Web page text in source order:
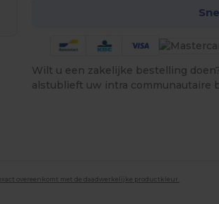
Wilt u een zakelijke bestelling
alstublieft uw intra communautaire
overeenkomt met de daadwerkelijke productkleur.